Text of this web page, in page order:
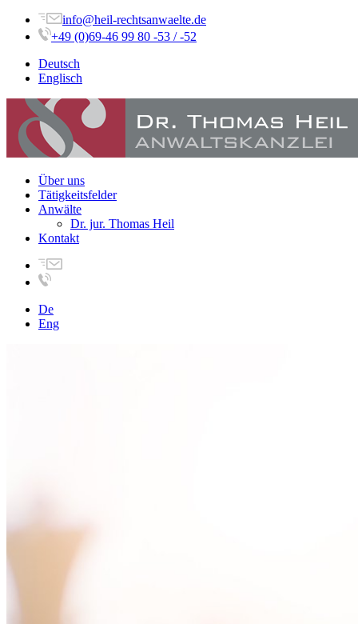
info@heil-rechtsanwaelte.de
+49 (0)69-46 99 80 -53 / -52
Deutsch
Englisch
Über uns
Tätigkeitsfelder
Anwälte
Dr. jur. Thomas Heil
Kontakt
De
Eng